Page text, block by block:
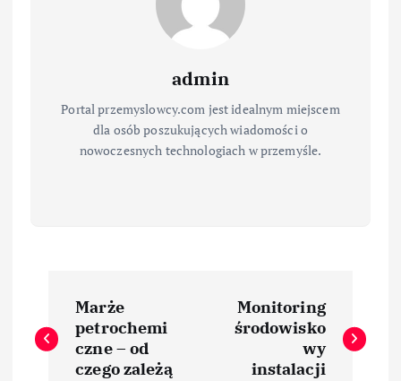
admin
Portal przemyslowcy.com jest idealnym miejscem
dla osób poszukujących wiadomości o
nowoczesnych technologiach w przemyśle.
a
Marże
petrochemi
czne – od
czego zależą
Monitoring
środowisko
wy
instalacji